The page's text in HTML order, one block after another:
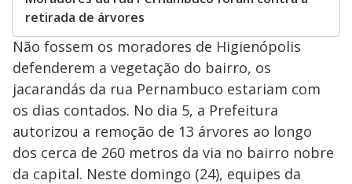
retirada de árvores
Não fossem os moradores de Higienópolis
defenderem a vegetação do bairro, os
jacarandás da rua Pernambuco estariam com
os dias contados. No dia 5, a Prefeitura
autorizou a remoção de 13 árvores ao longo
dos cerca de 260 metros da via no bairro nobre
da capital. Neste domingo (24), equipes da